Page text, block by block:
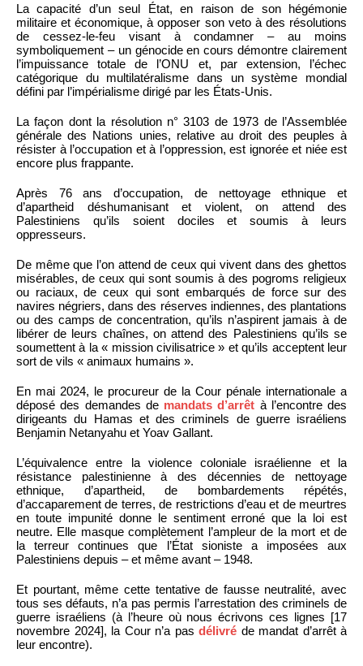
La capacité d’un seul État, en raison de son hégémonie
militaire et économique, à opposer son veto à des résolutions
de cessez-le-feu visant à condamner – au moins
symboliquement – un génocide en cours démontre clairement
l’impuissance totale de l’ONU et, par extension, l’échec
catégorique du multilatéralisme dans un système mondial
défini par l’impérialisme dirigé par les États-Unis.
La façon dont la résolution n° 3103 de 1973 de l’Assemblée
générale des Nations unies, relative au droit des peuples à
résister à l’occupation et à l’oppression, est ignorée et niée est
encore plus frappante.
Après 76 ans d’occupation, de nettoyage ethnique et
d’apartheid déshumanisant et violent, on attend des
Palestiniens qu’ils soient dociles et soumis à leurs
oppresseurs.
De même que l’on attend de ceux qui vivent dans des ghettos
misérables, de ceux qui sont soumis à des pogroms religieux
ou raciaux, de ceux qui sont embarqués de force sur des
navires négriers, dans des réserves indiennes, des plantations
ou des camps de concentration, qu’ils n’aspirent jamais à de
libérer de leurs chaînes, on attend des Palestiniens qu’ils se
soumettent à la « mission civilisatrice » et qu’ils acceptent leur
sort de vils « animaux humains ».
En mai 2024, le procureur de la Cour pénale internationale a
déposé des demandes de mandats d’arrêt à l’encontre des
dirigeants du Hamas et des criminels de guerre israéliens
Benjamin Netanyahu et Yoav Gallant.
L’équivalence entre la violence coloniale israélienne et la
résistance palestinienne à des décennies de nettoyage
ethnique, d’apartheid, de bombardements répétés,
d’accaparement de terres, de restrictions d’eau et de meurtres
en toute impunité donne le sentiment erroné que la loi est
neutre. Elle masque complètement l’ampleur de la mort et de
la terreur continues que l’État sioniste a imposées aux
Palestiniens depuis – et même avant – 1948.
Et pourtant, même cette tentative de fausse neutralité, avec
tous ses défauts, n’a pas permis l’arrestation des criminels de
guerre israéliens (à l’heure où nous écrivons ces lignes [17
novembre 2024], la Cour n’a pas délivré de mandat d’arrêt à
leur encontre).